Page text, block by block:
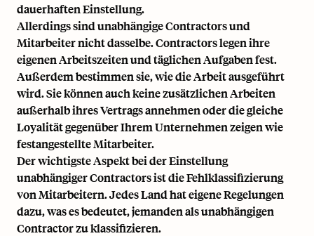
dauerhaften Einstellung.
Allerdings sind unabhängige Contractors und
Mitarbeiter nicht dasselbe. Contractors legen ihre
eigenen Arbeitszeiten und täglichen Aufgaben fest.
Außerdem bestimmen sie, wie die Arbeit ausgeführt
wird. Sie können auch keine zusätzlichen Arbeiten
außerhalb ihres Vertrags annehmen oder die gleiche
Loyalität gegenüber Ihrem Unternehmen zeigen wie
festangestellte Mitarbeiter.
Der wichtigste Aspekt bei der Einstellung
unabhängiger Contractors ist die Fehlklassifizierung
von Mitarbeitern. Jedes Land hat eigene Regelungen
dazu, was es bedeutet, jemanden als unabhängigen
Contractor zu klassifizieren.